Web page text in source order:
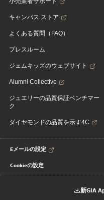
キャンパス ストア
よくある質問（FAQ）
プレスルーム
ジェムキッズのウェブサイト
Alumni Collective
ジュエリーの品質保証ベンチマー
ク
ダイヤモンドの品質を示す4C
Eメールの設定
Cookieの設定
新GIA